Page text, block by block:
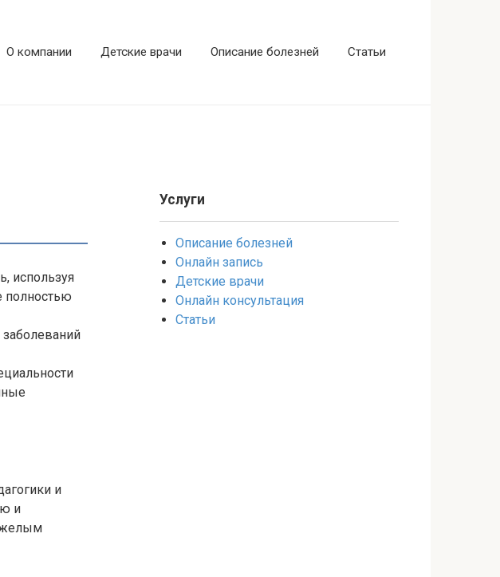
О компании Детские врачи Описание болезней Статьи
используя
полностью
заболеваний
и
и
Услуги
Описание болезней
Онлайн запись
Детские врачи
Онлайн консультация
Статьи